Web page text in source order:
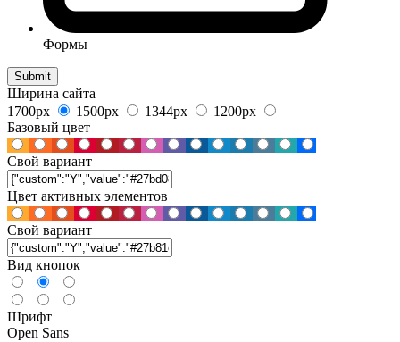
Формы
Ширина сайта
1700px
1500px 1344px
1200px
Базовый цвет
Свой вариант
Цвет активных элементов
Свой вариант
Вид кнопок
Шрифт
Open Sans